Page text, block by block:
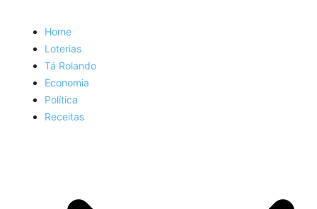
Home
Loterias
Tá Rolando
Economia
Política
Receitas